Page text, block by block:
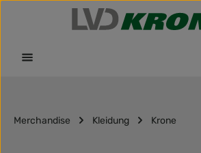
Zum Hauptinhalt springen
Merchandise Kleidung Krone